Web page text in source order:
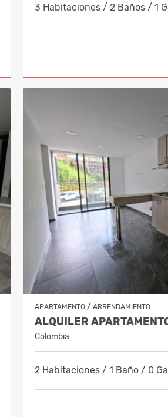
3 Habitaciones / 2 Baños / 1
APARTAMENTO / ARRENDAMIENTO
Colombia
2 Habitaciones / 1 Baño / 0